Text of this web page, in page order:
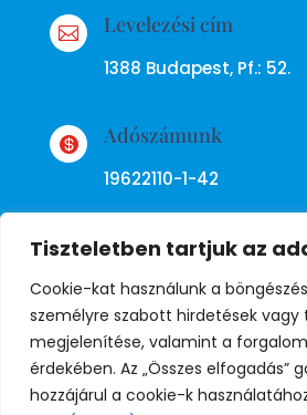
Tiszteletben tartjuk az
Cookie-kat használunk a
személyre szabott hirdetések
megjelenítése, valamint a
érdekében. Az „Összes elfogadás”
hozzájárul a cookie-k
 Levelezési cím
1388 Budapest, Pf.: 52.
 Adószámunk
19622110-1-42
Adatkezelési tájékoztató